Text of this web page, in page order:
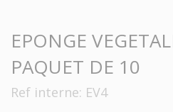
EPONGE
PAQUET DE 10
Ref interne: EV4